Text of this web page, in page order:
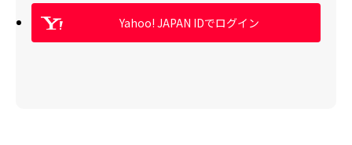
Yahoo! JAPAN IDでログイン